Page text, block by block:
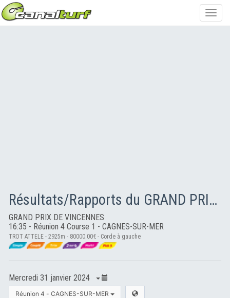
Résultats/Rapports du GRAND PRIX DE VINCENNES
GRAND PRIX DE VINCENNES
16:35 - Réunion 4 Course 1 - CAGNES-SUR-MER
TROT ATTELE - 2925m - 80000.00€ - Corde à gauche
Mercredi 31 janvier 2024
Réunion 4 - CAGNES-SUR-MER